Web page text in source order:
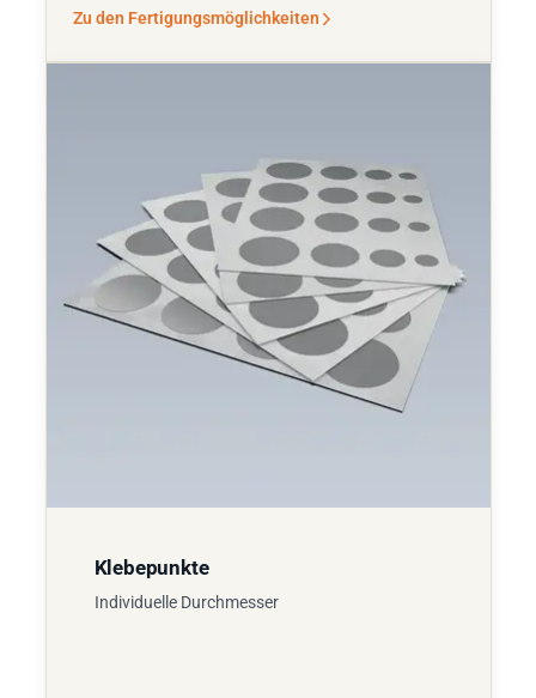
Zu den Fertigungsmöglichkeiten
Klebepunkte
Individuelle Durchmesser